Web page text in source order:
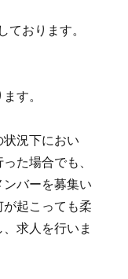
ております。
す。
況下におい
た場合でも、
バーを募集い
起こっても柔
求人を行いま